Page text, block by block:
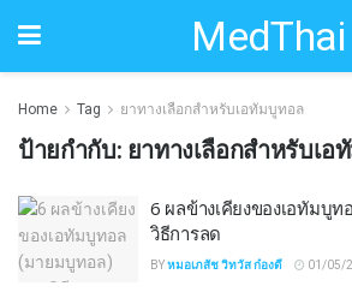
MedThai
Home Tag ยาทางเลือกสำหรับเอทัมบูทอล
ป้ายกำกับ: ยาทางเลือกสำหรับเอ
6 ผลข้างเคียงของเอทัมบู
วิธีการลด
BYหมอเภสัช วิทวัส ก๋องดี 01/05/